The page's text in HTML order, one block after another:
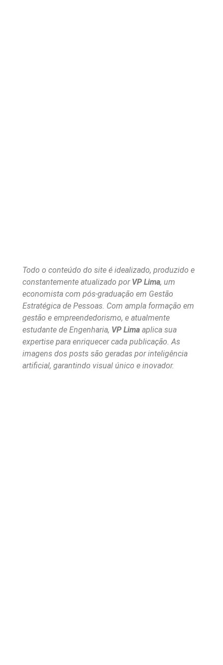
Todo o conteúdo do site é idealizado, produzido e
constantemente atualizado por VP Lima, um
economista com pós-graduação em Gestão
Estratégica de Pessoas. Com ampla formação em
gestão e empreendedorismo, e atualmente
estudante de Engenharia, VP Lima aplica sua
expertise para enriquecer cada publicação. As
imagens dos posts são geradas por inteligência
artificial, garantindo visual único e inovador.